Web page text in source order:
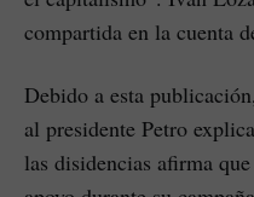
compartida en la cuenta
Debido a esta
al presidente Petro
las disidencias afirma